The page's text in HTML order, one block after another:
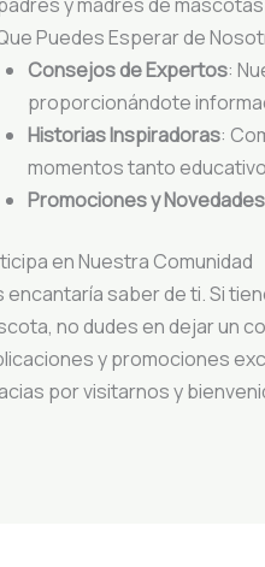
y madres de
Puedes Esperar de
Consejos de Expertos:
proporcionándote
Historias Inspiradoras:
momentos tanto
Promociones y Novedades
en Nuestra Comunidad
encantaría saber de ti. Si
no dudes en dejar un
y promociones
por visitarnos y